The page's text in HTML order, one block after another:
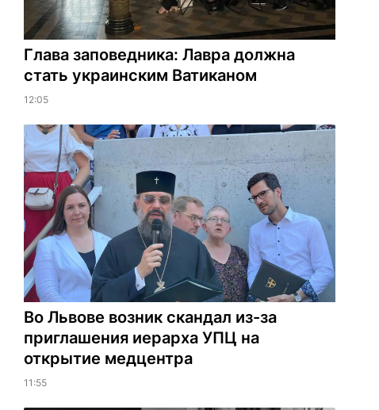
Глава заповедника: Лавра должна
стать украинским Ватиканом
12:05
Во Львове возник скандал из-за
приглашения иерарха УПЦ на
открытие медцентра
11:55